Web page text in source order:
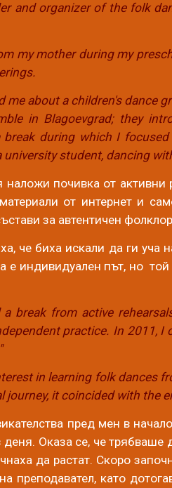
and organizer of the folk
my mother during my
about a children's dance
in Blagoevgrad; they
break during which I
university student, dancing
почивка от
от интернет и
за автентичен
че биха искали да ги
е индивидуален път, но
break from active
practice. In 2011,
in learning folk dances
journey, it coincided with the
пред мен в
деня. Оказа се, че
да растат. Скоро
преподавател, като